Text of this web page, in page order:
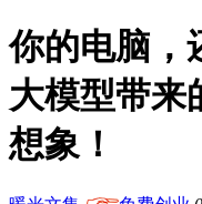
你的电脑，
大模型带来
想象！